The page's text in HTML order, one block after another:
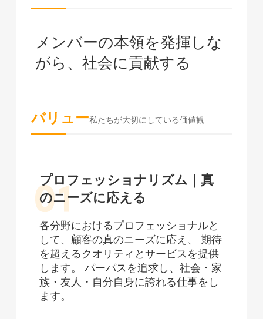
メンバーの本領を発揮しな
がら、社会に貢献する
バリュー私たちが大切にしている価値観
プロフェッショナリズム｜真
のニーズに応える
各分野におけるプロフェッショナルと
して、顧客の真のニーズに応え、 期待
を超えるクオリティとサービスを提供
します。 パーパスを追求し、社会・家
族・友人・自分自身に誇れる仕事をし
ます。